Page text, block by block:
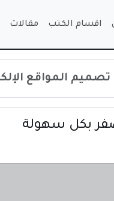
اقسام الكتب مقالات
تصميم المواقع
بكل سهولة